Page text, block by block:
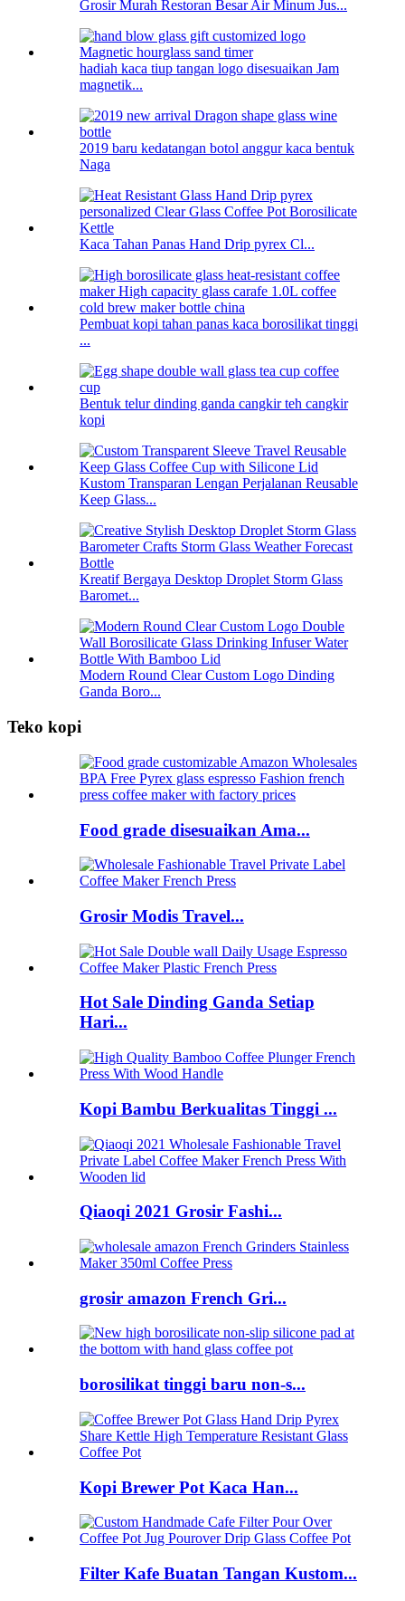
Grosir Murah Restoran Besar Air Minum Jus...
hadiah kaca tiup tangan logo disesuaikan Jam
magnetik...
2019 baru kedatangan botol anggur kaca bentuk
Naga
Kaca Tahan Panas Hand Drip pyrex Cl...
Pembuat kopi tahan panas kaca borosilikat tinggi
...
Bentuk telur dinding ganda cangkir teh cangkir
kopi
Kustom Transparan Lengan Perjalanan Reusable
Keep Glass...
Kreatif Bergaya Desktop Droplet Storm Glass
Baromet...
Modern Round Clear Custom Logo Dinding
Ganda Boro...
Teko kopi
Food grade disesuaikan Ama...
Grosir Modis Travel...
Hot Sale Dinding Ganda Setiap
Hari...
Kopi Bambu Berkualitas Tinggi ...
Qiaoqi 2021 Grosir Fashi...
grosir amazon French Gri...
borosilikat tinggi baru non-s...
Kopi Brewer Pot Kaca Han...
Filter Kafe Buatan Tangan Kustom...